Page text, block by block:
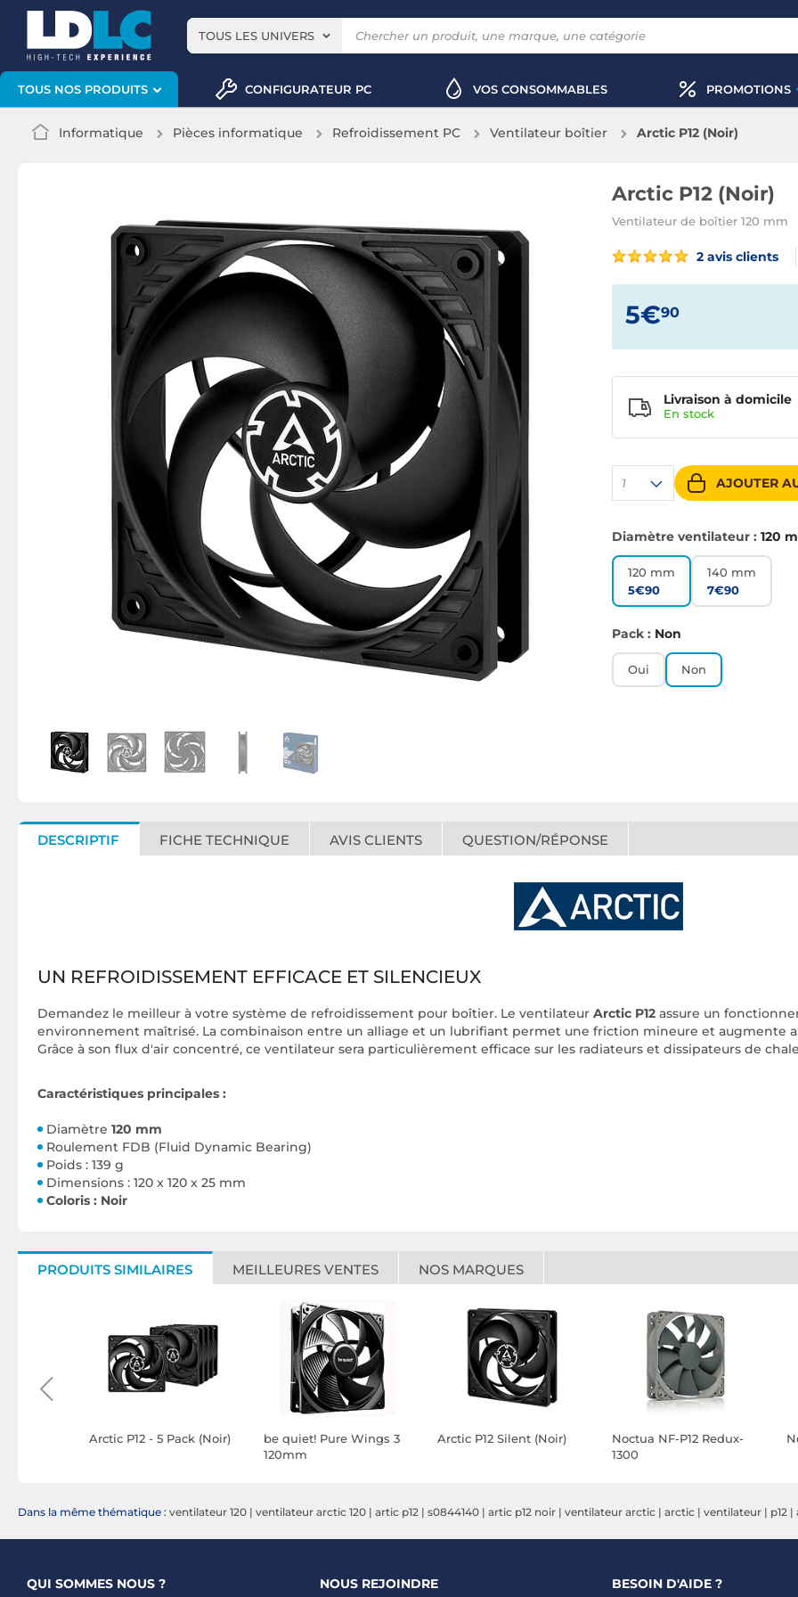
TOUS LES UNIVERS
TOUS NOS PRODUITS CONFIGURATEUR PC VOS CONSOMMABLES PROMOTIONS
Informatique Pièces informatique Refroidissement PC Ventilateur boîtier Arctic P12 (Noir)
Arctic P12 (Noir)
Ventilateur de boîtier 120 mm
2 avis clients
5€90
1 AJOUTER
Livraison à domicile
En stock
Diamètre ventilateur : 120
120 mm
5€90
140 mm
7€90
Pack : Non
Oui Non
DESCRIPTIF FICHE TECHNIQUE AVIS CLIENTS QUESTION/RÉPONSE
UN REFROIDISSEMENT EFFICACE ET SILENCIEUX
Demandez le meilleur à votre système de refroidissement pour boîtier. Le ventilateur Arctic P12 assure un
environnement maîtrisé. La combinaison entre un alliage et un lubrifiant permet une friction mineure et augmente
Grâce à son flux d'air concentré, ce ventilateur sera particulièrement efficace sur les radiateurs et dissipateurs de
Caractéristiques principales :
Diamètre 120 mm
Roulement FDB (Fluid Dynamic Bearing)
Poids : 139 g
Dimensions : 120 x 120 x 25 mm
Coloris : Noir
PRODUITS SIMILAIRES MEILLEURES VENTES NOS MARQUES
Arctic P12 - 5 Pack (Noir)
be quiet! Pure Wings 3
120mm
Arctic P12 Silent (Noir)
Noctua NF-P12 Redux-
1300
Dans la même thématique : ventilateur 120 | ventilateur arctic 120 | artic p12 | s0844140 | artic p12 noir | ventilateur arctic | arctic | ventilateur | p12 |
QUI SOMMES NOUS ? NOUS REJOINDRE BESOIN D'AIDE ?